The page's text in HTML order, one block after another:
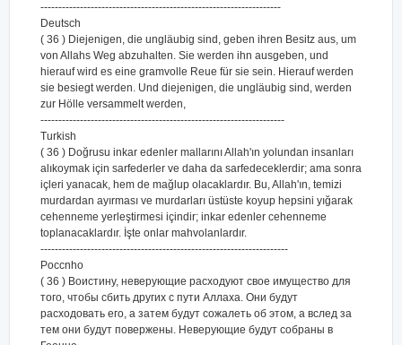
-------------------------------------------------------------------
Deutsch
( 36 ) Diejenigen, die ungläubig sind, geben ihren Besitz aus, um
von Allahs Weg abzuhalten. Sie werden ihn ausgeben, und
hierauf wird es eine gramvolle Reue für sie sein. Hierauf werden
sie besiegt werden. Und diejenigen, die ungläubig sind, werden
zur Hölle versammelt werden,
--------------------------------------------------------------------
Turkish
( 36 ) Doğrusu inkar edenler mallarını Allah'ın yolundan insanları
alıkoymak için sarfederler ve daha da sarfedeceklerdir; ama sonra
içleri yanacak, hem de mağlup olacaklardır. Bu, Allah'ın, temizi
murdardan ayırması ve murdarları üstüste koyup hepsini yığarak
cehenneme yerleştirmesi içindir; inkar edenler cehenneme
toplanacaklardır. İşte onlar mahvolanlardır.
---------------------------------------------------------------------
Poccnho
( 36 ) Воистину, неверующие расходуют свое имущество для
того, чтобы сбить других с пути Аллаха. Они будут
расходовать его, а затем будут сожалеть об этом, а вслед за
тем они будут повержены. Неверующие будут собраны в